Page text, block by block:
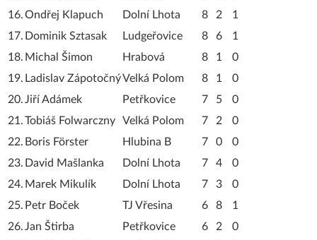
16.Ondřej Klapuch Dolní Lhota 8 2
1
17. Dominik Sztasak Ludgeřovice 8 6
1
18. Michal Šimon Hrabová 8 1
0
19. Ladislav ZápotočnýVelká Polom 8 1
0
20.Jiří Adámek Petřkovice 7 5
0
21.Tobiáš Folwarczny Velká Polom 7 2
0
22. Boris Förster Hlubina B 7 0
0
23. David Mašlanka Dolní Lhota 7 4
0
24. Marek Mikulík Dolní Lhota 7 3
0
25. Petr Boček TJ Vřesina 6 8
1
26.Jan Štirba Petřkovice 6 2
0